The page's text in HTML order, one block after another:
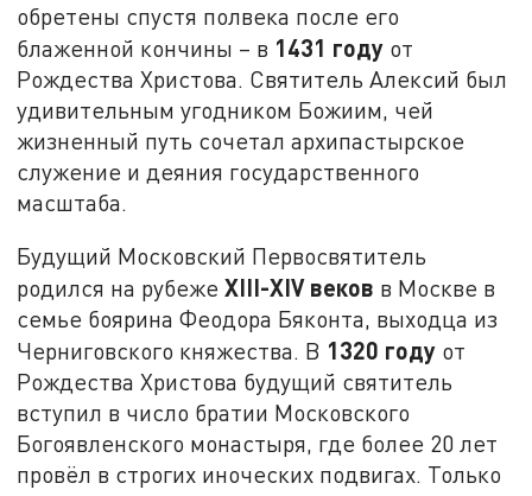
обретены спустя полвека после его
блаженной кончины – в 1431 году от
Рождества Христова. Святитель Алексий был
удивительным угодником Божиим, чей
жизненный путь сочетал архипастырское
служение и деяния государственного
масштаба.
Будущий Московский Первосвятитель
родился на рубежеXIII-XIV веков в Москве в
семье боярина Феодора Бяконта, выходца из
Черниговского княжества. В 1320 году от
Рождества Христова будущий святитель
вступил в число братии Московского
Богоявленского монастыря, где более 20 лет
провёл в строгих иноческих подвигах. Только